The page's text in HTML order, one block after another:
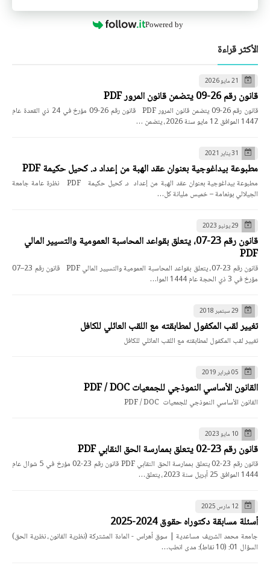
Powered by
الأكثر قراءة
21 مايو 2026
قانون رقم 26-09 يتضمن قانون المرور PDF
قانون رقم 26-09 يتضمن قانون المرور PDF قانون رقم 26-09 مؤرخ في 24 ذي القعدة عام
1447 الموافق 12 مايو سنة 2026، يتضمن …
31 يناير 2021
مطبوعة بيداغوجية بعنوان عقد الهبة من إعداد د. كحيل حكيمة PDF
مطبوعة بيداغوجية بعنوان عقد الهبة من إعداد د. كحيل حكيمة PDF نظرة عامة جامعة
الجيلالي بونعامة – خميس مليانة كل…
29 يونيو 2023
قانون رقم 23-07، يتعلق بقواعد المحاسبة العمومية والتسيير المالي
PDF
قانون رقم 23-07، يتعلق بقواعد المحاسبة العمومية والتسيير المالي PDF قانون رقم 23–07
مؤرخ في 3 ذي الحجة عام 1444 الموا…
29 سبتمبر 2018
تغيير لقب المكفول لمطابقته مع اللقب العائلي للكافل
تغيير لقب المكفول لمطابقته مع اللقب العائلي للكافل
05 فبراير 2019
القانون الأساسي النموذجي للجمعيات PDF / DOC
القانون الأساسي النموذجي للجمعيات PDF / DOC
10 مايو 2023
قانون رقم 23-02 يتعلق بممارسة الحق النقابي PDF
قانون رقم 23-02 يتعلق بممارسة الحق النقابي PDF قانون رقم 23-02 مؤرخ في 5 شوال عام
1444 الموافق 25 أبريل سنة 2023، يتعلق…
12 مارس 2025
أسئلة مسابقة دكتوراه حقوق 2024-2025
جامعة محمد الشريف مساعدية | سوق أهراس - المادة المشتركة (نظرية القانون، نظرية الحق)
السؤال 01: (10 نقاط): مدى انطب…